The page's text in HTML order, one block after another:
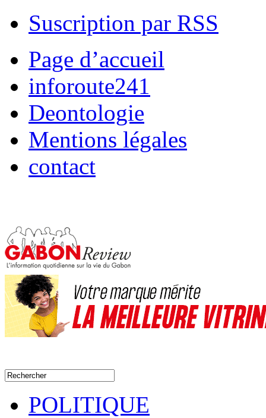
Suscription par RSS
Page d’accueil
inforoute241
Deontologie
Mentions légales
contact
POLITIQUE